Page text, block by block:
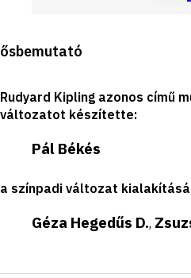
Production
details
ősbemutató
Rudyard Kipling azonos című
változatot készítette:
Pál Békés
a színpadi változat
Géza Hegedűs D.,